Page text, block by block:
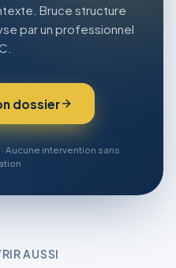
Bruce structure
par un professionnel
dossier
Aucune intervention sans
AUSSI